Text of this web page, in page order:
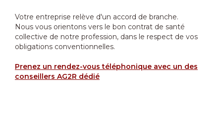
Votre entreprise relève d'un accord de branche.
Nous vous orientons vers le bon contrat de santé
collective de notre profession, dans le respect de vos
obligations conventionnelles.
Prenez un rendez-vous téléphonique avec un des
conseillers AG2R dédié